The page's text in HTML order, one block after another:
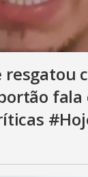
resgatou
fala